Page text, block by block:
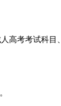
高考考试科